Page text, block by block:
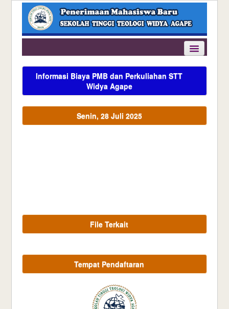
Home
Daftar Online
Data Pendaftaran
Informasi Biaya PMB dan Perkuliahan STT
Widya Agape
Senin, 28 Juli 2025
File Terkait
Tempat Pendaftaran